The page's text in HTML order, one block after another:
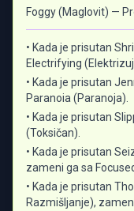
Foggy (Maglovit) —
• Kada je prisutan
Electrifying
• Kada je prisutan
Paranoia (Paranoja).
• Kada je prisutan
(Toksičan).
• Kada je prisutan
zameni ga sa
• Kada je prisutan
Razmišljanje),